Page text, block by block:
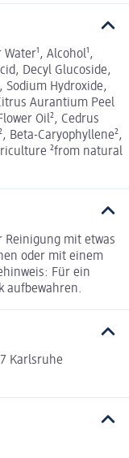
Alcohol¹,
Decyl Glucoside,
Hydroxide,
Aurantium Peel
Oil², Cedrus
Beta-Caryophyllene²,
²from natural
Reinigung mit etwas
oder mit einem
Für ein
aufbewahren.
Karlsruhe